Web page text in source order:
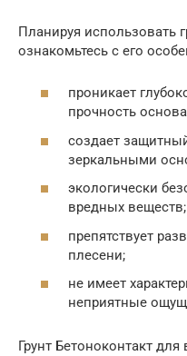
Планируя использовать
ознакомьтесь с его
проникает
прочность
создает
зеркальными
экологически
вредных веществ;
препятствует
плесени;
не имеет
неприятные
Грунт Бетоноконтакт